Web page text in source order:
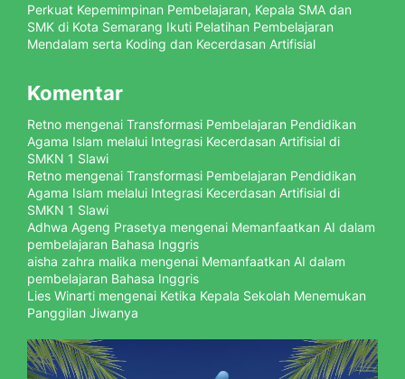
Perkuat Kepemimpinan Pembelajaran, Kepala SMA dan
SMK di Kota Semarang Ikuti Pelatihan Pembelajaran
Mendalam serta Koding dan Kecerdasan Artifisial
Komentar
Retno mengenai Transformasi Pembelajaran Pendidikan
Agama Islam melalui Integrasi Kecerdasan Artifisial di
SMKN 1 Slawi
Retno mengenai Transformasi Pembelajaran Pendidikan
Agama Islam melalui Integrasi Kecerdasan Artifisial di
SMKN 1 Slawi
Adhwa Ageng Prasetya mengenai Memanfaatkan AI dalam
pembelajaran Bahasa Inggris
aisha zahra malika mengenai Memanfaatkan AI dalam
pembelajaran Bahasa Inggris
Lies Winarti mengenai Ketika Kepala Sekolah Menemukan
Panggilan Jiwanya